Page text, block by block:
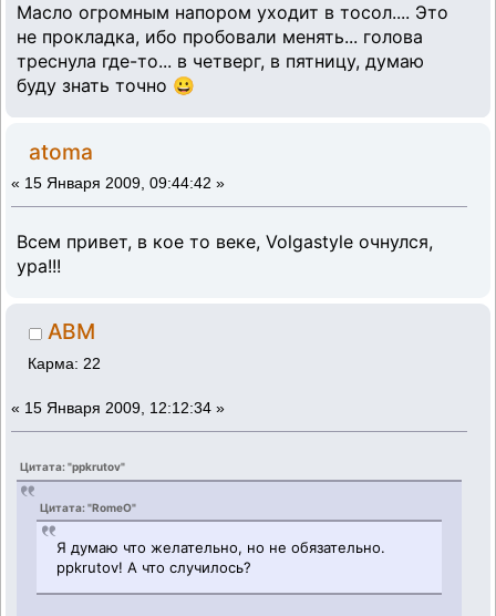
Масло огромным напором уходит в тосол.... Это
не прокладка, ибо пробовали менять... голова
треснула где-то... в четверг, в пятницу, думаю
буду знать точно 😀
atoma
« 15 Января 2009, 09:44:42 »
Всем привет, в кое то веке, Volgastyle очнулся,
ура!!!
ABM
Карма: 22
« 15 Января 2009, 12:12:34 »
Цитата: "ppkrutov"
Цитата: "RomeO"
Я думаю что желательно, но не обязательно.
ppkrutov! А что случилось?